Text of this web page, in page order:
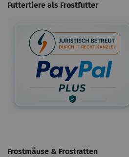
Futtertiere als Frostfutter
Frostmäuse & Frostratten